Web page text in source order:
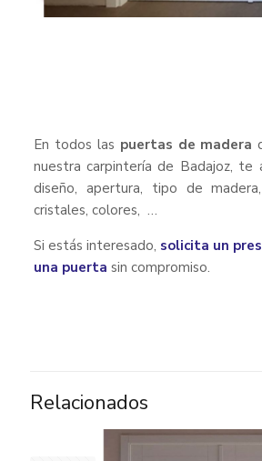
En todos las puertas de madera
nuestra carpintería de Badajoz, te
diseño, apertura, tipo de
cristales, colores, …
Si estás interesado, solicita un
una puerta sin compromiso.
Relacionados